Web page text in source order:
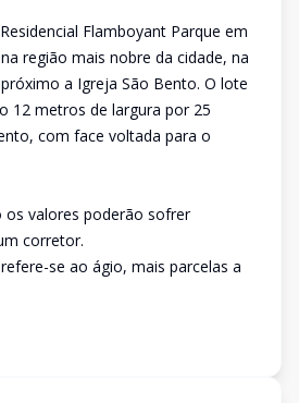
Flamboyant Parque em
região mais nobre da cidade, na
a Igreja São Bento. O lote
12 metros de largura por 25
com face voltada para o
os valores poderão sofrer
corretor.
se ao ágio, mais parcelas a